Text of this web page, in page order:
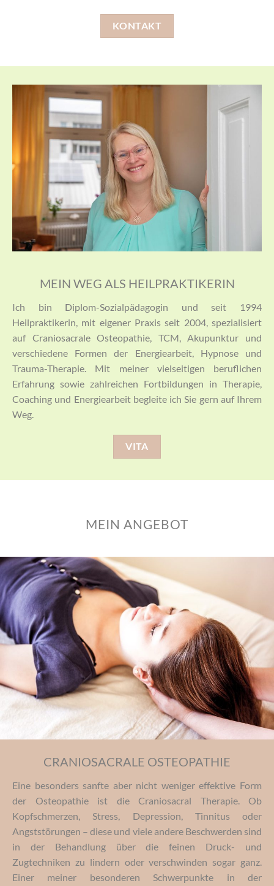
KONTAKT
MEIN WEG ALS HEILPRAKTIKERIN
Ich bin Diplom-Sozialpädagogin und seit 1994
Heilpraktikerin, mit eigener Praxis seit 2004, spezialisiert
auf Craniosacrale Osteopathie, TCM, Akupunktur und
verschiedene Formen der Energiearbeit, Hypnose und
Trauma-Therapie. Mit meiner vielseitigen beruflichen
Erfahrung sowie zahlreichen Fortbildungen in Therapie,
Coaching und Energiearbeit begleite ich Sie gern auf Ihrem
Weg.
VITA
MEIN ANGEBOT
CRANIOSACRALE OSTEOPATHIE
Eine besonders sanfte aber nicht weniger effektive Form
der Osteopathie ist die Craniosacral Therapie. Ob
Kopfschmerzen, Stress, Depression, Tinnitus oder
Angststörungen – diese und viele andere Beschwerden sind
in der Behandlung über die feinen Druck- und
Zugtechniken zu lindern oder verschwinden sogar ganz.
Einer meiner besonderen Schwerpunkte in der